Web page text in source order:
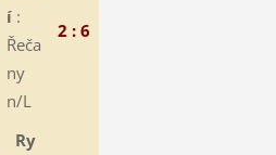
í:
Řeča
ny
n/L
2 : 6
Ry